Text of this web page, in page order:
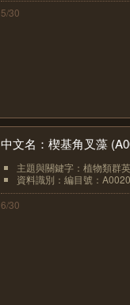
5/30
中文名：楔基角叉藻
主題與關鍵字：植物類群
資料識別：編目號：
6/30